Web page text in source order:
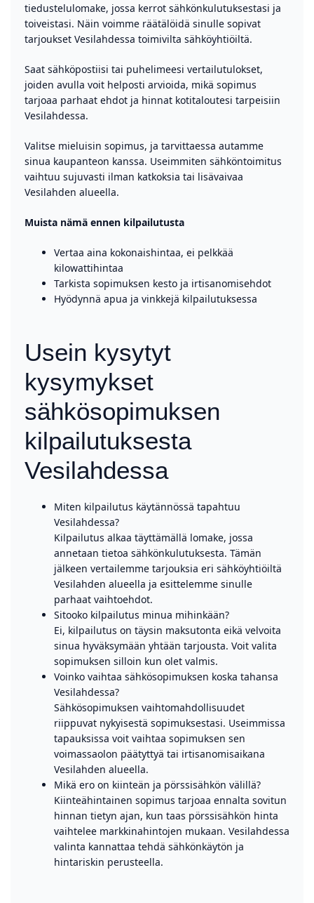
tiedustelulomake, jossa kerrot sähkönkulutuksestasi ja
toiveistasi. Näin voimme räätälöidä sinulle sopivat
tarjoukset Vesilahdessa toimivilta sähköyhtiöiltä.
Saat sähköpostiisi tai puhelimeesi vertailutulokset,
joiden avulla voit helposti arvioida, mikä sopimus
tarjoaa parhaat ehdot ja hinnat kotitaloutesi tarpeisiin
Vesilahdessa.
Valitse mieluisin sopimus, ja tarvittaessa autamme
sinua kaupanteon kanssa. Useimmiten sähköntoimitus
vaihtuu sujuvasti ilman katkoksia tai lisävaivaa
Vesilahden alueella.
Muista nämä ennen kilpailutusta
Vertaa aina kokonaishintaa, ei pelkkää
kilowattihintaa
Tarkista sopimuksen kesto ja irtisanomisehdot
Hyödynnä apua ja vinkkejä kilpailutuksessa
Usein kysytyt
kysymykset
sähkösopimuksen
kilpailutuksesta
Vesilahdessa
Miten kilpailutus käytännössä tapahtuu
Vesilahdessa?
Kilpailutus alkaa täyttämällä lomake, jossa
annetaan tietoa sähkönkulutuksesta. Tämän
jälkeen vertailemme tarjouksia eri sähköyhtiöiltä
Vesilahden alueella ja esittelemme sinulle
parhaat vaihtoehdot.
Sitooko kilpailutus minua mihinkään?
Ei, kilpailutus on täysin maksutonta eikä velvoita
sinua hyväksymään yhtään tarjousta. Voit valita
sopimuksen silloin kun olet valmis.
Voinko vaihtaa sähkösopimuksen koska tahansa
Vesilahdessa?
Sähkösopimuksen vaihtomahdollisuudet
riippuvat nykyisestä sopimuksestasi. Useimmissa
tapauksissa voit vaihtaa sopimuksen sen
voimassaolon päätyttyä tai irtisanomisaikana
Vesilahden alueella.
Mikä ero on kiinteän ja pörssisähkön välillä?
Kiinteähintainen sopimus tarjoaa ennalta sovitun
hinnan tietyn ajan, kun taas pörssisähkön hinta
vaihtelee markkinahintojen mukaan. Vesilahdessa
valinta kannattaa tehdä sähkönkäytön ja
hintariskin perusteella.